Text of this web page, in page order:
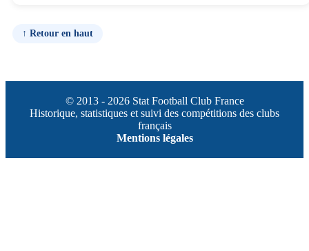
↑ Retour en haut
© 2013 - 2026 Stat Football Club France
Historique, statistiques et suivi des compétitions des clubs
français
Mentions légales